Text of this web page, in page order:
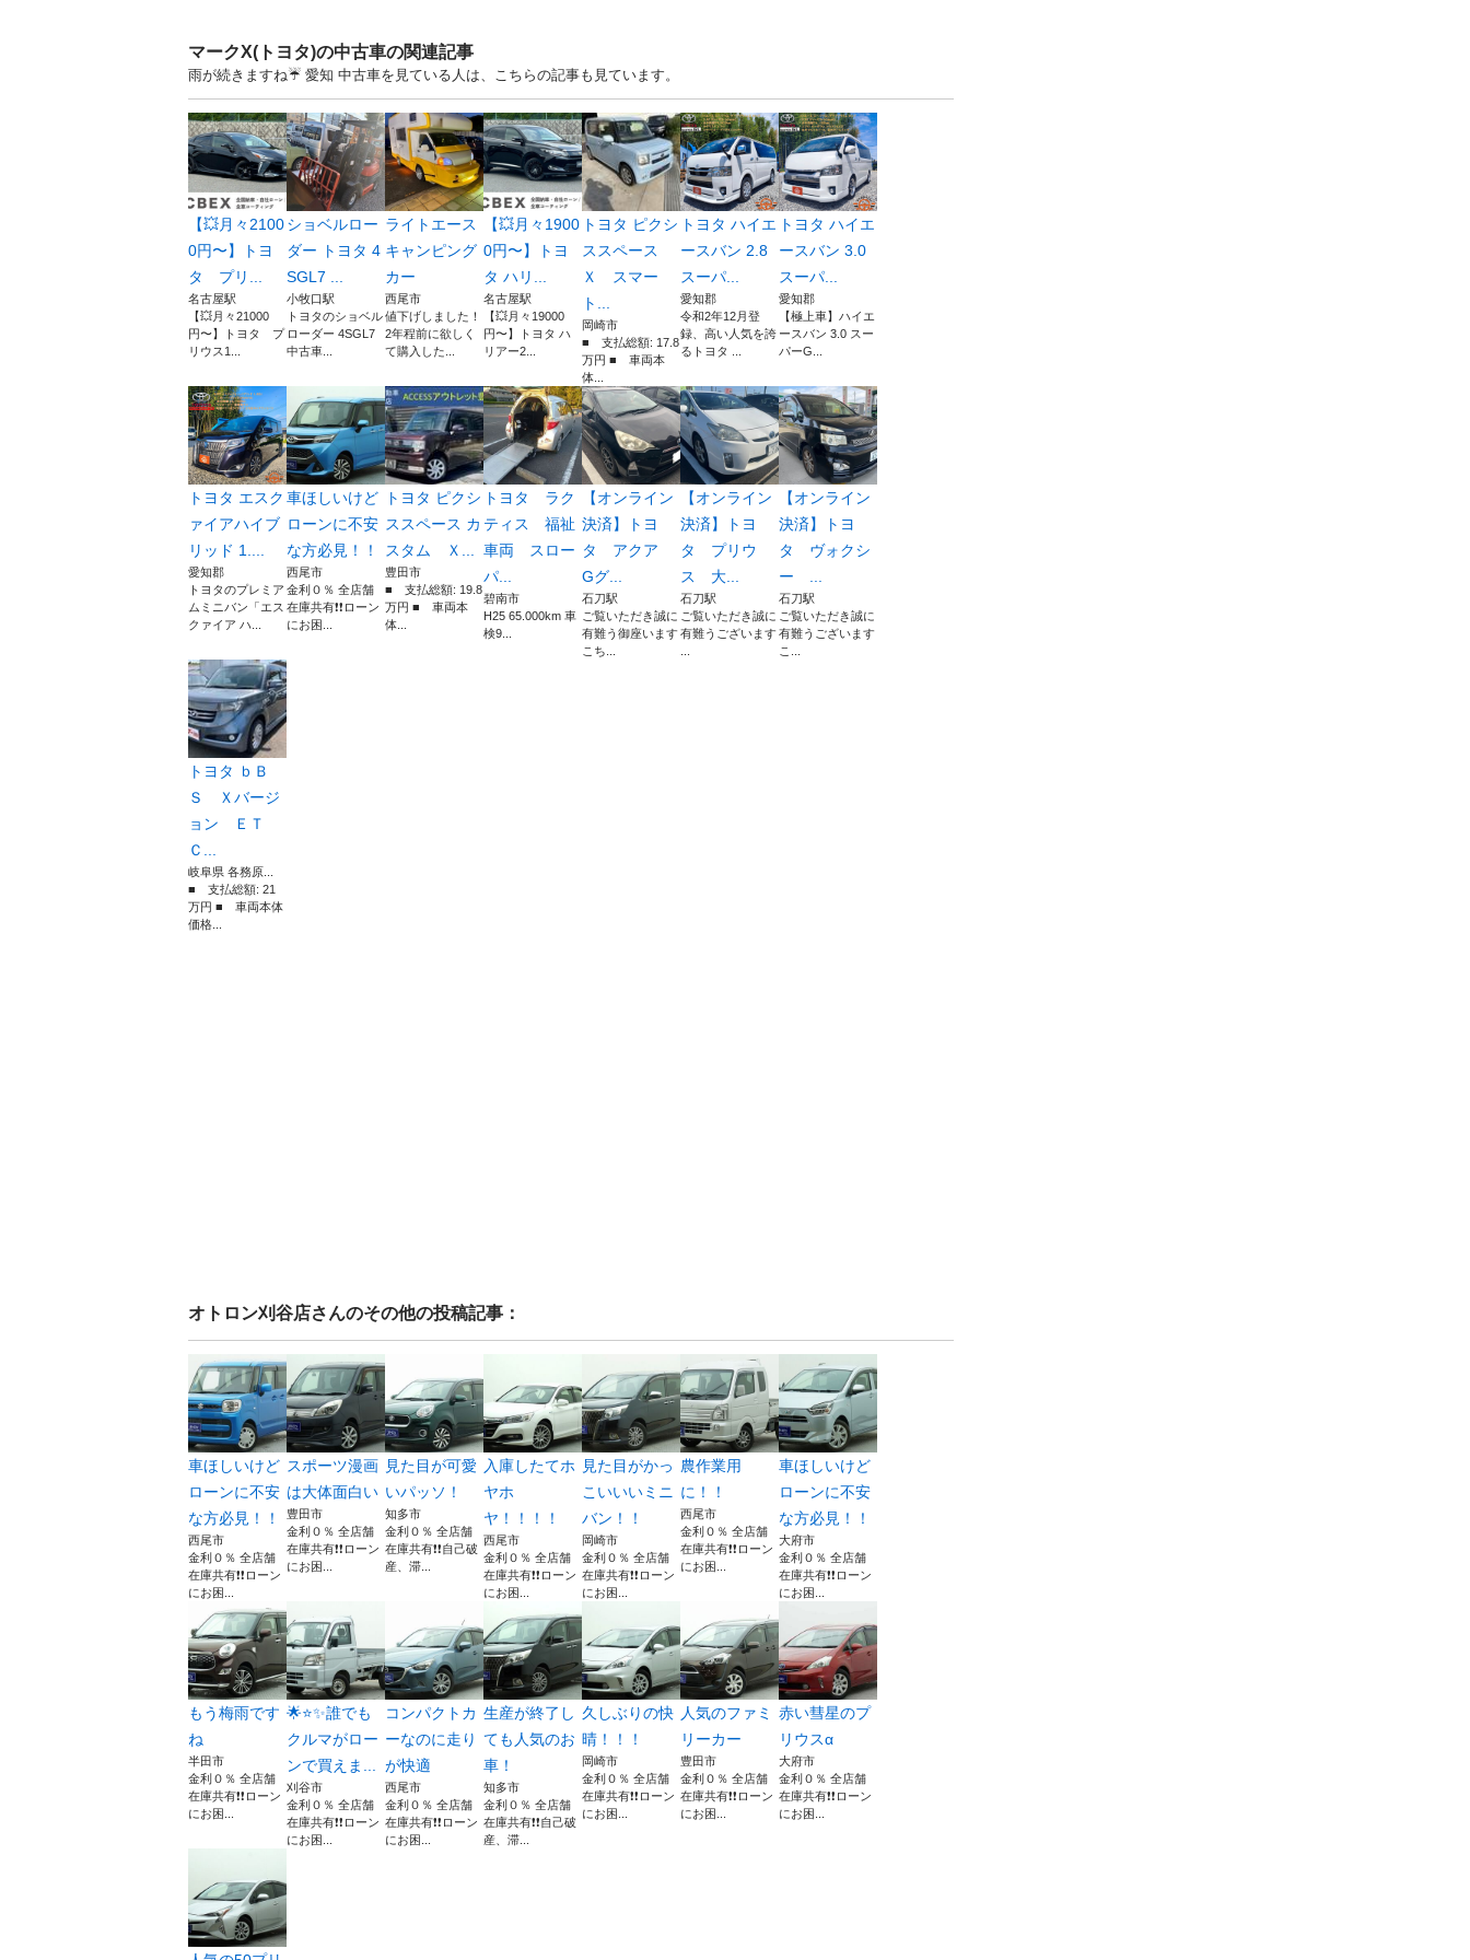
マークX(トヨタ)の中古車の関連記事
雨が続きますね☔ 愛知 中古車を見ている人は、こちらの記事も見ています。
【💥月々2100
0円〜】トヨ
タ プリ...
名古屋駅
【💥月々21000
円〜】トヨタ プ
リウス1...
ショベルロー
ダー トヨタ 4
SGL7 ...
小牧口駅
トヨタのショベル
ローダー 4SGL7
中古車...
ライトエース
キャンピング
カー
西尾市
値下げしました！
2年程前に欲しく
て購入した...
【💥月々1900
0円〜】トヨ
タ ハリ...
名古屋駅
【💥月々19000
円〜】トヨタ ハ
リアー2...
トヨタ ピクシ
ススペース
Ｘ スマー
ト...
岡崎市
■ 支払総額: 17.8
万円 ■ 車両本
体...
トヨタ ハイエ
ースバン 2.8
スーパ...
愛知郡
令和2年12月登
録、高い人気を誇
るトヨタ ...
トヨタ ハイエ
ースバン 3.0
スーパ...
愛知郡
【極上車】ハイエ
ースバン 3.0 スー
パーG...
トヨタ エスク
ァイアハイブ
リッド 1....
愛知郡
トヨタのプレミア
ムミニバン「エス
クァイア ハ...
車ほしいけど
ローンに不安
な方必見！！
西尾市
金利０％ 全店舗
在庫共有❗️❗️ローン
にお困...
トヨタ ピクシ
ススペース カ
スタム Ｘ...
豊田市
■ 支払総額: 19.8
万円 ■ 車両本
体...
トヨタ ラク
ティス 福祉
車両 スロー
パ...
碧南市
H25 65.000km 車
検9...
【オンライン
決済】トヨ
タ アクア
Gグ...
石刀駅
ご覧いただき誠に
有難う御座います
こち...
【オンライン
決済】トヨ
タ プリウ
ス 大...
石刀駅
ご覧いただき誠に
有難うございます
【オンライン
決済】トヨ
タ ヴォクシ
ー ...
石刀駅
ご覧いただき誠に
有難うございます
こ...
トヨタ ｂＢ
Ｓ Ｘバージ
ョン ＥＴ
Ｃ...
岐阜県 各務原...
■ 支払総額: 21
万円 ■ 車両本体
価格...
オトロン刈谷店さんのその他の投稿記事：
車ほしいけど
ローンに不安
な方必見！！
西尾市
金利０％ 全店舗
在庫共有❗️❗️ローン
にお困...
スポーツ漫画
は大体面白い
豊田市
金利０％ 全店舗
在庫共有❗️❗️ローン
にお困...
見た目が可愛
いパッソ！
知多市
金利０％ 全店舗
在庫共有❗️❗️自己破
産、滞...
入庫したてホ
ヤホ
ヤ！！！！
西尾市
金利０％ 全店舗
在庫共有❗️❗️ローン
にお困...
見た目がかっ
こいいいミニ
バン！！
岡崎市
金利０％ 全店舗
在庫共有❗️❗️ローン
にお困...
農作業用
に！！
西尾市
金利０％ 全店舗
在庫共有❗️❗️ローン
にお困...
車ほしいけど
ローンに不安
な方必見！！
大府市
金利０％ 全店舗
在庫共有❗️❗️ローン
にお困...
もう梅雨です
ね
半田市
金利０％ 全店舗
在庫共有❗️❗️ローン
にお困...
🌟⭐️✨誰でも
クルマがロー
ンで買えま...
刈谷市
金利０％ 全店舗
在庫共有❗️❗️ローン
にお困...
コンパクトカ
ーなのに走り
が快適
西尾市
金利０％ 全店舗
在庫共有❗️❗️ローン
にお困...
生産が終了し
ても人気のお
車！
知多市
金利０％ 全店舗
在庫共有❗️❗️自己破
産、滞...
久しぶりの快
晴！！！
岡崎市
金利０％ 全店舗
在庫共有❗️❗️ローン
にお困...
人気のファミ
リーカー
豊田市
金利０％ 全店舗
在庫共有❗️❗️ローン
にお困...
赤い彗星のプ
リウスα
大府市
金利０％ 全店舗
在庫共有❗️❗️ローン
にお困...